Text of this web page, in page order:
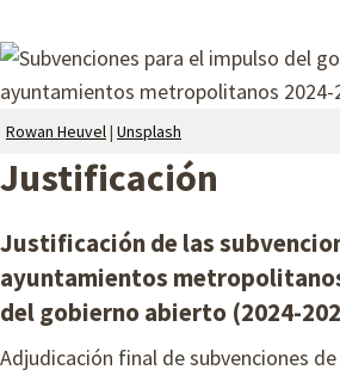
Rowan Heuvel| Unsplash
Justificación
Justificación de las
ayuntamientos
del gobierno abierto (2024-
Adjudicación final de subvenciones